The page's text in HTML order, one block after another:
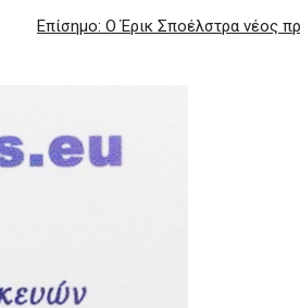
Επίσημο: O Έρικ Σποέλστρα νέος